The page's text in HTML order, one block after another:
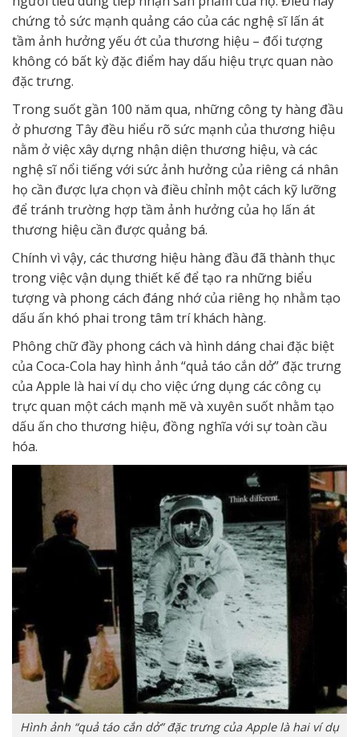
chứng tỏ sức mạnh quảng cáo của các nghệ sĩ lấn át
tầm ảnh hưởng yếu ớt của thương hiệu – đối tượng
không có bất kỳ đặc điểm hay dấu hiệu trực quan nào
đặc trưng.
Trong suốt gần 100 năm qua, những công ty hàng đầu
ở phương Tây đều hiểu rõ sức mạnh của thương hiệu
nằm ở việc xây dựng nhận diện thương hiệu, và các
nghệ sĩ nổi tiếng với sức ảnh hưởng của riêng cá nhân
họ cần được lựa chọn và điều chỉnh một cách kỹ lưỡng
để tránh trường hợp tầm ảnh hưởng của họ lấn át
thương hiệu cần được quảng bá.
Chính vì vậy, các thương hiệu hàng đầu đã thành thục
trong việc vận dụng thiết kế để tạo ra những biểu
tượng và phong cách đáng nhớ của riêng họ nhằm tạo
dấu ấn khó phai trong tâm trí khách hàng.
Phông chữ đầy phong cách và hình dáng chai đặc biệt
của Coca-Cola hay hình ảnh “quả táo cắn dở” đặc trưng
của Apple là hai ví dụ cho việc ứng dụng các công cụ
trực quan một cách mạnh mẽ và xuyên suốt nhằm tạo
dấu ấn cho thương hiệu, đồng nghĩa với sự toàn cầu
hóa.
Hình ảnh “quả táo cắn dở” đặc trưng của Apple là hai ví dụ